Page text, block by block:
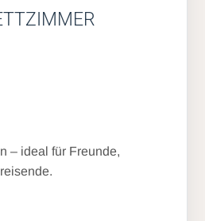
– ideal für Freunde,